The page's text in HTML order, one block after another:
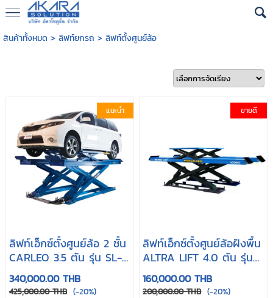
สินค้าทั้งหมด> ลิฟท์ยกรถ > ลิฟท์ตั้งศูนย์ล้อ
แนะนำ
ลิฟท์เอ็กซ์ตั้งศูนย์ล้อ 2 ชั้น
CARLEO 3.5 ตัน รุ่น SL-
565HS-35
340,000.00 THB
425,000.00 THB (-20%)
ขายดี
ลิฟท์เอ็กซ์ตั้งศูนย์ล้อฝังพื้น
ALTRA LIFT 4.0 ตัน รุ่น
40DL
160,000.00 THB
200,000.00 THB (-20%)